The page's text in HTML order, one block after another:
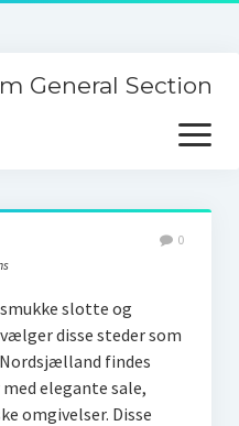
General Section
open
menu
0
slotte og
disse steder som
findes
elegante sale,
omgivelser. Disse